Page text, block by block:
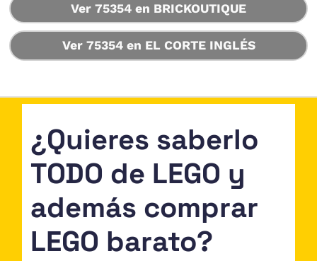
Ver 75354 en BRICKOUTIQUE
Ver 75354 en EL CORTE INGLÉS
¿Quieres saberlo
TODO de LEGO y
además comprar
LEGO barato?